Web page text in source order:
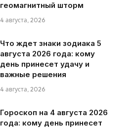
геомагнитный шторм
4 августа, 2026
Что ждет знаки зодиака 5
августа 2026 года: кому
день принесет удачу и
важные решения
4 августа, 2026
Гороскоп на 4 августа 2026
года: кому день принесет